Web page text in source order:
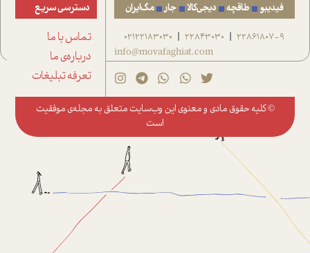
فیدیبو طاقچه دیجی‌کالا جار مگ‌ایران
22861807-9
|
22843030
|
02122183030
info@movafaghiat.com
دسترسی سریع
تماس با ما
درباره‌ی ما
تعرفه تبلیغات
© کلیه حقوق مادی و معنوی این وب‌سایت متعلق به مجله‌ی موفقیت
است